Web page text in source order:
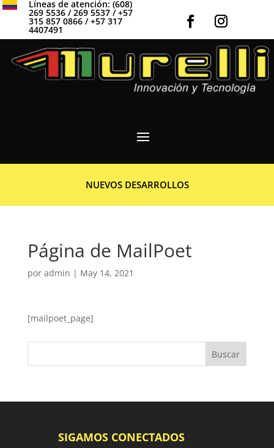
Líneas de atención: (608)
269 5536 / 269 5537 / +57
315 857 0866 / +57 317
4407491
NUEVOS DESARROLLOS
Página de MailPoet
por admin | May 14, 2021
[mailpoet_page]
SIGAMOS CONECTADOS